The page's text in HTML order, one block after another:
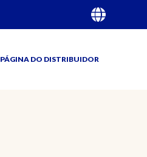
PÁGINA DO DISTRIBUIDOR